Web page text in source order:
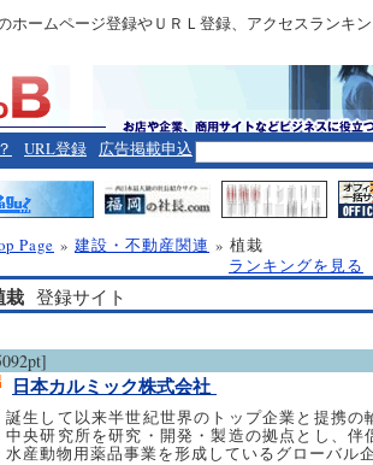
ホームページ登録やＵＲＬ登録、アクセスランキ
URL登録 広告掲載申込
Page » 建設・不動産関連 » 植栽
ランキングを見る
栽 登録サイト
日本カルミック株式会社
誕生して以来半世紀世界のトップ企業と提携の
中央研究所を研究・開発・製造の拠点とし、伴
水産動物用薬品事業を形成しているグローバル企